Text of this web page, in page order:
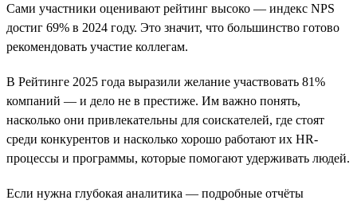
Сами участники оценивают рейтинг высоко — индекс NPS
достиг 69% в 2024 году. Это значит, что большинство готово
рекомендовать участие коллегам.
В Рейтинге 2025 года выразили желание участвовать 81%
компаний — и дело не в престиже. Им важно понять,
насколько они привлекательны для соискателей, где стоят
среди конкурентов и насколько хорошо работают их HR-
процессы и программы, которые помогают удерживать людей.
Если нужна глубокая аналитика — подробные отчёты